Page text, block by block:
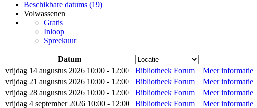
Beschikbare datums (19)
Volwassenen
Gratis
Inloop
Spreekuur
Datum
vrijdag 14 augustus 2026 10:00 - 12:00
Bibliotheek Forum
Meer informatie
vrijdag 21 augustus 2026 10:00 - 12:00
Bibliotheek Forum
Meer informatie
vrijdag 28 augustus 2026 10:00 - 12:00
Bibliotheek Forum
Meer informatie
vrijdag 4 september 2026 10:00 - 12:00
Bibliotheek Forum
Meer informatie